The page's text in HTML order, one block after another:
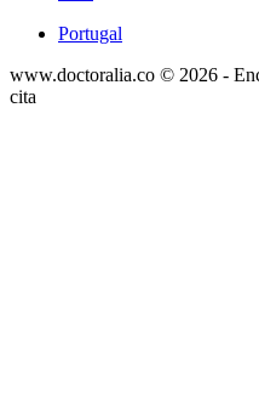
Portugal
www.doctoralia.co © 2026 -
cita